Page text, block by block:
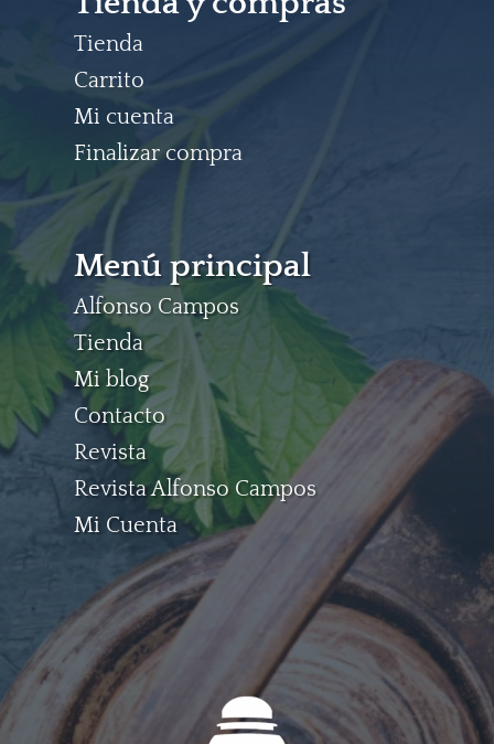
Tienda
Carrito
Mi cuenta
Finalizar compra
Menú principal
Alfonso Campos
Tienda
Mi blog
Contacto
Revista
Revista Alfonso Campos
Mi Cuenta